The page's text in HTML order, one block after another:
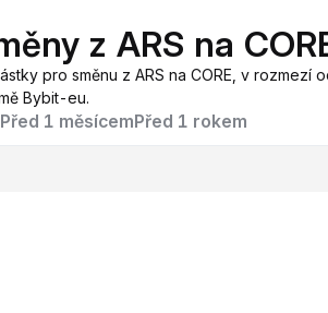
z ARS na
pro směnu z ARS na CORE, v
Bybit-eu.
Před 1 měsícemPřed 1 rokem